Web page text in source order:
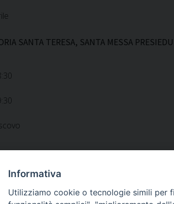
SANTA TERESA, SANTA MESSA
Informativa
Utilizziamo cookie o tecnologie simili per